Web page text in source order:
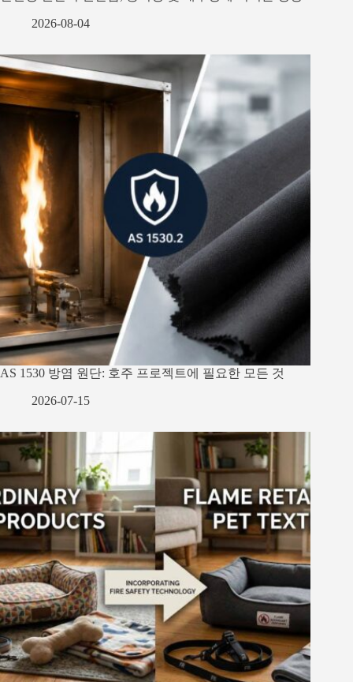
2026-08-04
AS 1530 방염 원단: 호주 프로젝트에 필요한 모든 것
2026-07-15